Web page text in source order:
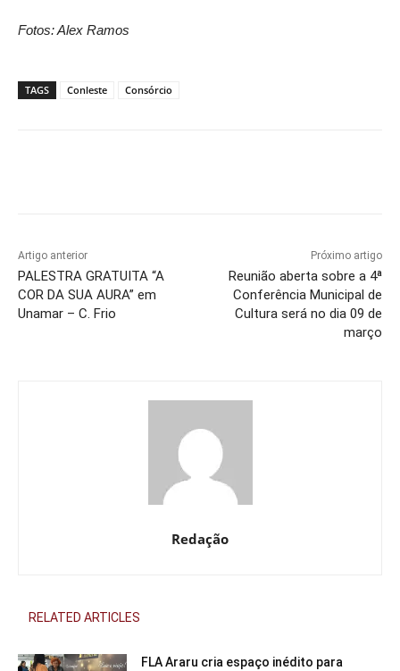
Fotos: Alex Ramos
TAGS Conleste Consórcio
Artigo anterior
PALESTRA GRATUITA “A
COR DA SUA AURA” em
Unamar – C. Frio
Próximo artigo
Reunião aberta sobre a 4ª
Conferência Municipal de
Cultura será no dia 09 de
março
Redação
RELATED ARTICLES
FLA Araru cria espaço inédito para